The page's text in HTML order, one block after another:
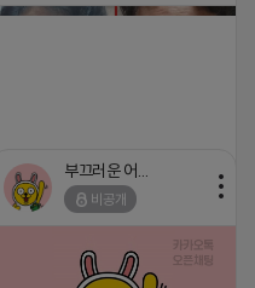
https://m.blog.naver.com/
recommendTrackingCode=0
비공개